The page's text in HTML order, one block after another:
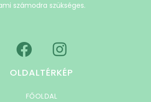
számodra szükséges.
OLDALTÉRKÉP
FŐOLDAL